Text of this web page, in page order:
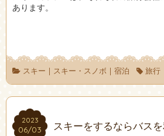
あります。
スキー | スキー・スノボ | 宿泊 旅行
2023
06/03
2023
06/03 スキーをするならバス